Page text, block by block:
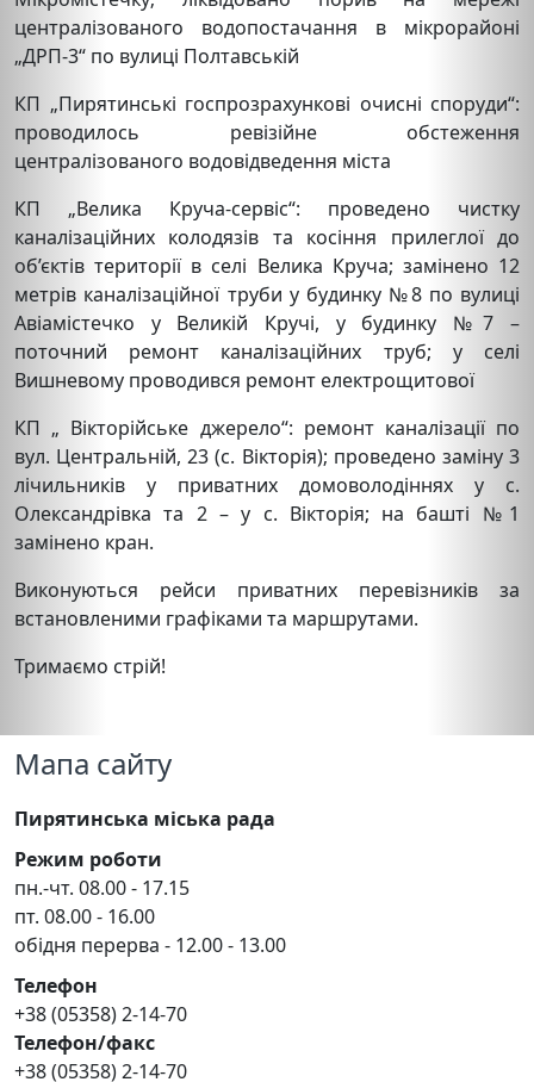
централізованого водопостачання в мікрорайоні
„ДРП-3“ по вулиці Полтавській
КП „Пирятинські госпрозрахункові очисні споруди“:
проводилось ревізійне обстеження
централізованого водовідведення міста
КП „Велика Круча-сервіс“: проведено чистку
каналізаційних колодязів та косіння прилеглої до
об’єктів території в селі Велика Круча; замінено 12
метрів каналізаційної труби у будинку №8 по вулиці
Авіамістечко у Великій Кручі, у будинку №7 –
поточний ремонт каналізаційних труб; у селі
Вишневому проводився ремонт електрощитової
КП „ Вікторійське джерело“: ремонт каналізації по
вул. Центральній, 23 (с. Вікторія); проведено заміну 3
лічильників у приватних домоволодіннях у с.
Олександрівка та 2 – у с. Вікторія; на башті №1
замінено кран.
Виконуються рейси приватних перевізників за
встановленими графіками та маршрутами.
Тримаємо стрій!
Мапа сайту
Пирятинська міська рада
Режим роботи
пн.-чт. 08.00 - 17.15
пт. 08.00 - 16.00
обідня перерва - 12.00 - 13.00
Телефон
+38 (05358) 2-14-70
Телефон/факс
+38 (05358) 2-14-70